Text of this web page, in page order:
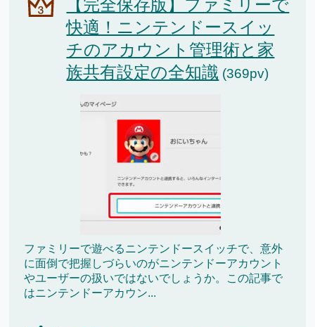
【完全保存版】ファミリーで
快適！ニンテンドースイッ
チのアカウント管理術と家
族共有設定の全知識 (369pv)
ファミリーで遊べるニンテンドースイッチで、意外
に面倒で把握しづらいのがニンテンドーアカウント
やユーザーの扱いではないでしょうか。この記事で
はニンテンドーアカウン...